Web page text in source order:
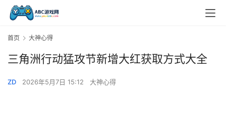
首页 大神心得
三角洲行动猛攻节新增大红获取方式大全
ZD 2026年5月7日 15:12 大神心得